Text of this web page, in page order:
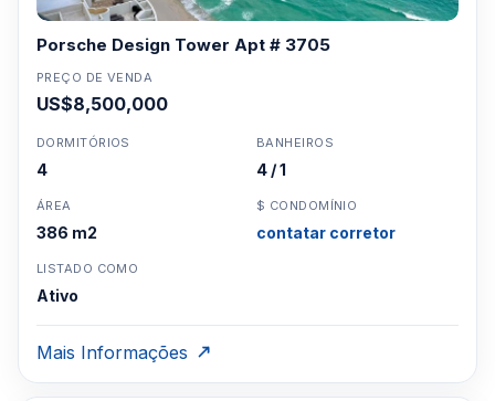
Porsche Design Tower Apt # 3705
PREÇO DE VENDA
US$8,500,000
DORMITÓRIOS
4
BANHEIROS
4 / 1
ÁREA
386 m2
$ CONDOMÍNIO
contatar corretor
LISTADO COMO
Ativo
Mais Informações